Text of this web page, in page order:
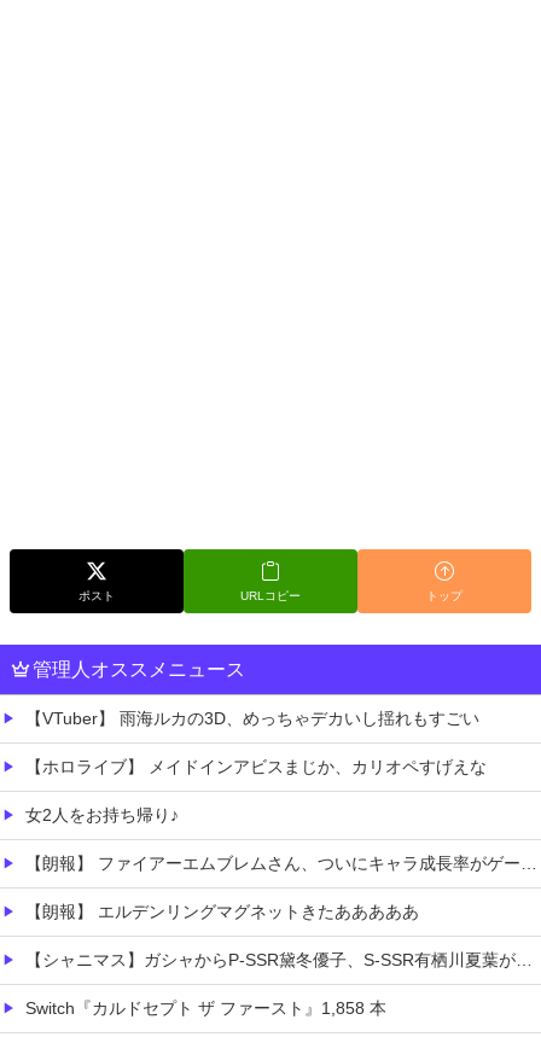
ポスト URLコピー トップ
管理人オススメニュース
【VTuber】 雨海ルカの3D、めっちゃデカいし揺れもすごい
【ホロライブ】 メイドインアビスまじか、カリオペすげえな
女2人をお持ち帰り♪
【朗報】 ファイアーエムブレムさん、ついにキャラ成長率がゲーム内で見れるようになる
【朗報】 エルデンリングマグネットきたあああああ
【シャニマス】ガシャからP-SSR黛冬優子、S-SSR有栖川夏葉が登場！イベントS-SR福丸小糸！
Switch『カルドセプト ザ ファースト』1,858 本